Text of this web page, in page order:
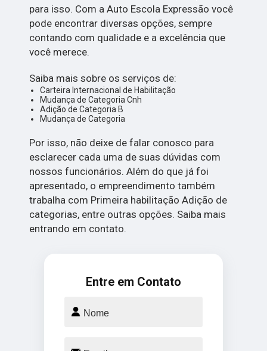
para isso. Com a Auto Escola Expressão você
pode encontrar diversas opções, sempre
contando com qualidade e a excelência que
você merece.
Saiba mais sobre os serviços de:
Carteira Internacional de Habilitação
Mudança de Categoria Cnh
Adição de Categoria B
Mudança de Categoria
Por isso, não deixe de falar conosco para
esclarecer cada uma de suas dúvidas com
nossos funcionários. Além do que já foi
apresentado, o empreendimento também
trabalha com Primeira habilitação Adição de
categorias, entre outras opções. Saiba mais
entrando em contato.
Entre em Contato